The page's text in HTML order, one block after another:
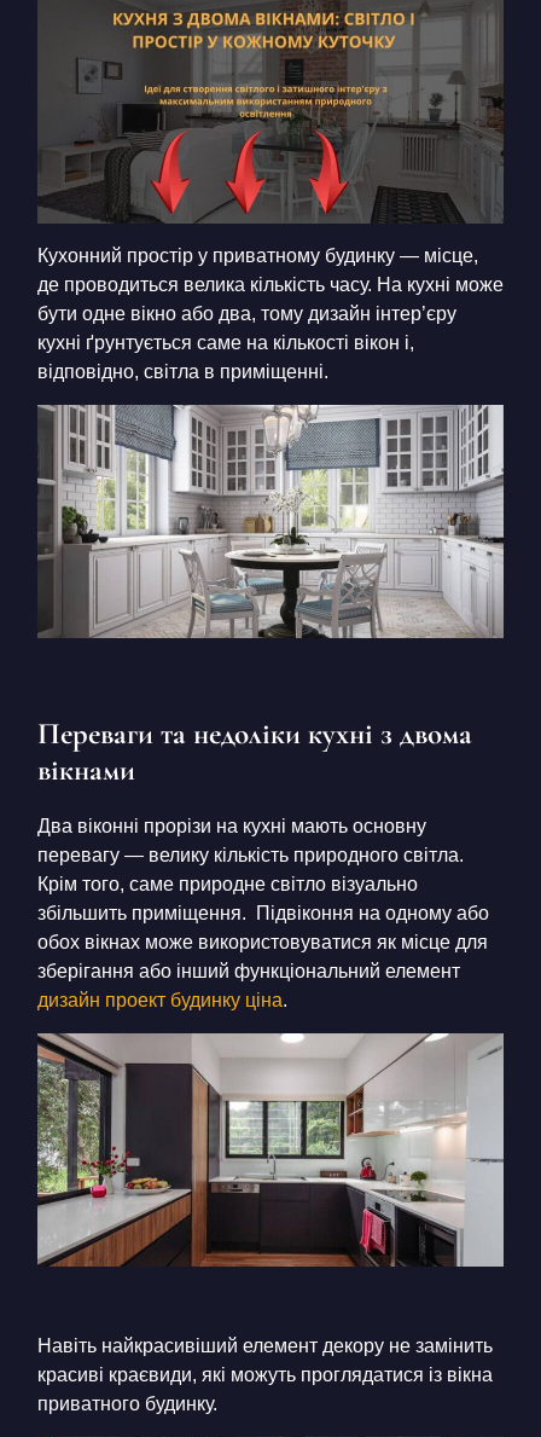
RU
+380671500551
Замовити дзвінок зараз
Кухонний простір у приватному будинку — місце,
де проводиться велика кількість часу. На кухні може
бути одне вікно або два, тому дизайн інтер’єру
кухні ґрунтується саме на кількості вікон і,
відповідно, світла в приміщенні.
Переваги та недоліки кухні з двома
вікнами
Два віконні прорізи на кухні мають основну
перевагу — велику кількість природного світла.
Крім того, саме природне світло візуально
збільшить приміщення. Підвіконня на одному або
обох вікнах може використовуватися як місце для
зберігання або інший функціональний елемент
дизайн проект будинку ціна.
Навіть найкрасивіший елемент декору не замінить
красиві краєвиди, які можуть проглядатися із вікна
приватного будинку.